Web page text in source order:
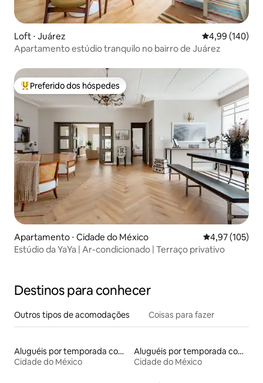
Loft ⋅ Juárez 4,99 de uma
4,99 (140)
Apartamento estúdio tranquilo no bairro de Juárez
Entre os melhores preferidos dos hóspedes
Preferido dos hóspedes
Apartamento ⋅ Cidade do México 4,97 de uma
4,97 (105)
Estúdio da YaYa | Ar-condicionado | Terraço privativo
Destinos para conhecer
Outros tipos de acomodações Coisas para fazer
Aluguéis por temporada com sauna
Cidade do México
Aluguéis por temporada com banheiro para PCD
Cidade do México